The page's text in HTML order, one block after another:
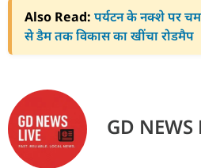
Also Read: पर्यटन के नक्शे पर
से डैम तक विकास का खींचा रोडमैप
GD NEWS